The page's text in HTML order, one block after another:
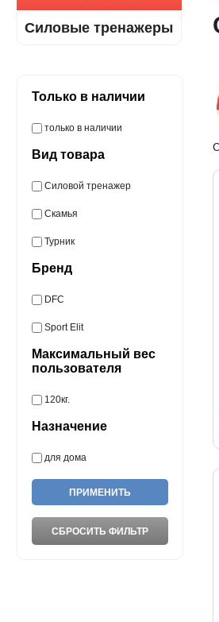
Силовые тренажеры
Только в наличии
только в наличии
Вид товара
Силовой тренажер
Скамья
Турник
Бренд
DFC
Sport Elit
Максимальный вес
пользователя
120кг.
Назначение
для дома